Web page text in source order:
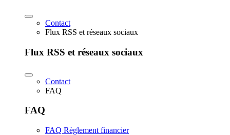
Contact
Flux RSS et réseaux sociaux
Flux RSS et réseaux sociaux
Contact
FAQ
FAQ
FAQ Règlement financier